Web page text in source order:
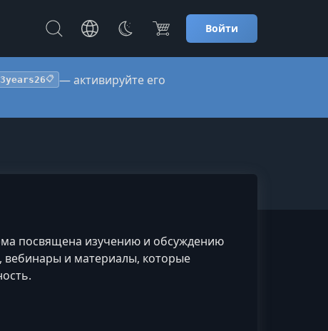
Войти
3years26📋 — активируйте его
посвящена изучению и обсуждению
вебинары и материалы, которые